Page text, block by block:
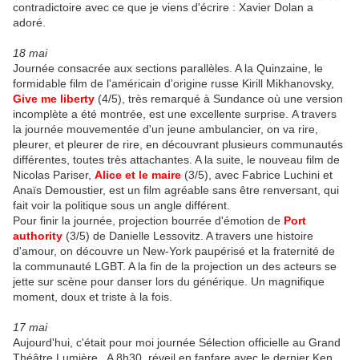
contradictoire avec ce que je viens d'écrire : Xavier Dolan a
adoré.
18 mai
Journée consacrée aux sections parallèles. A la Quinzaine, le
formidable film de l'américain d'origine russe Kirill Mikhanovsky,
Give me liberty (4/5), très remarqué à Sundance où une version
incomplète a été montrée, est une excellente surprise. A travers
la journée mouvementée d'un jeune ambulancier, on va rire,
pleurer, et pleurer de rire, en découvrant plusieurs communautés
différentes, toutes très attachantes. A la suite, le nouveau film de
Nicolas Pariser, Alice et le maire (3/5), avec Fabrice Luchini et
Anaïs Demoustier, est un film agréable sans être renversant, qui
fait voir la politique sous un angle différent.
Pour finir la journée, projection bourrée d'émotion de Port
authority (3/5) de Danielle Lessovitz. A travers une histoire
d'amour, on découvre un New-York paupérisé et la fraternité de
la communauté LGBT. A la fin de la projection un des acteurs se
jette sur scène pour danser lors du générique. Un magnifique
moment, doux et triste à la fois.
17 mai
Aujourd'hui, c'était pour moi journée Sélection officielle au Grand